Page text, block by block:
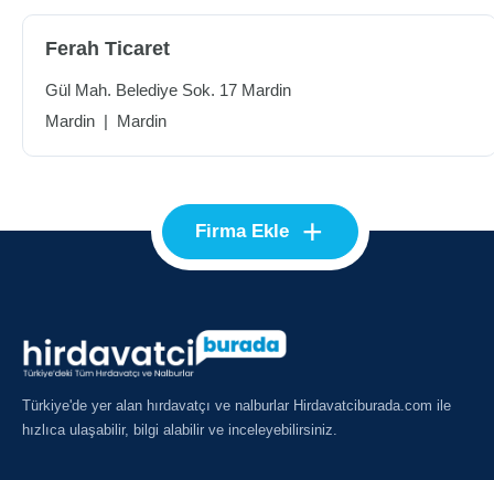
Ferah Ticaret
Gül Mah. Belediye Sok. 17 Mardin
Mardin | Mardin
Firma Ekle +
Türkiye'de yer alan hırdavatçı ve nalburlar Hirdavatciburada.com ile
hızlıca ulaşabilir, bilgi alabilir ve inceleyebilirsiniz.